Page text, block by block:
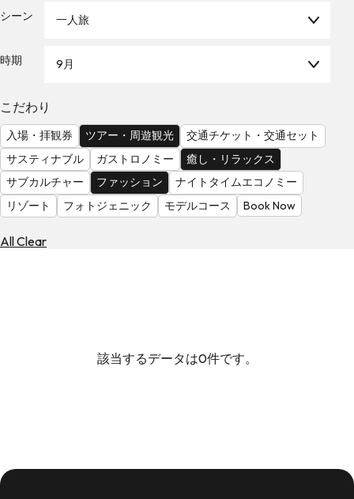
を
見
る
シーン 一人旅
時期 9月
こだわり
入場・拝観券 ツアー・周遊観光
交通チケット・交通セット
サスティナブル
ガストロノミー
癒し・リラックス
サブカルチャー
ファッション
ナイトタイムエコノミー
リゾート
フォトジェニック モデルコース Book Now
All Clear
該当するデータは0件です。